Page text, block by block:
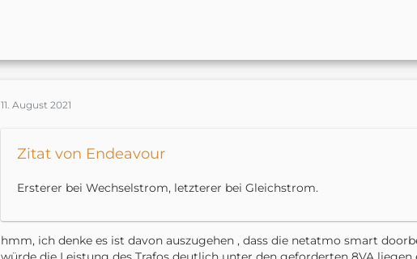
11. August 2021
Zitat von Endeavour
Ersterer bei Wechselstrom, letzterer bei Gleichstrom.
hmm, ich denke es ist davon auszugehen , dass die netatmo smart